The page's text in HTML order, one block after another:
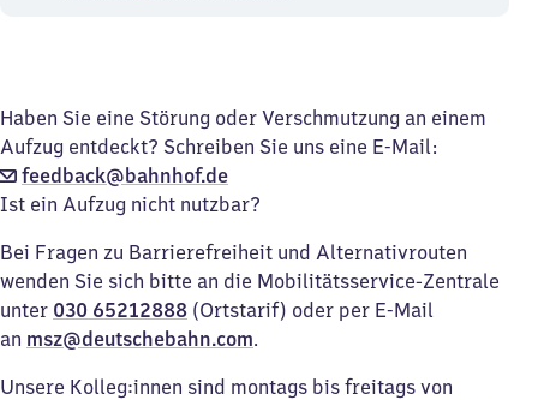
Haben Sie eine Störung oder Verschmutzung an einem
Aufzug entdeckt? Schreiben Sie uns eine E-Mail:
feedback@bahnhof.de
Ist ein Aufzug nicht nutzbar?
Bei Fragen zu Barrierefreiheit und Alternativrouten
wenden Sie sich bitte an die Mobilitätsservice-Zentrale
unter 030 65212888 (Ortstarif) oder per E-Mail
an msz@deutschebahn.com.
Unsere Kolleg:innen sind montags bis freitags von